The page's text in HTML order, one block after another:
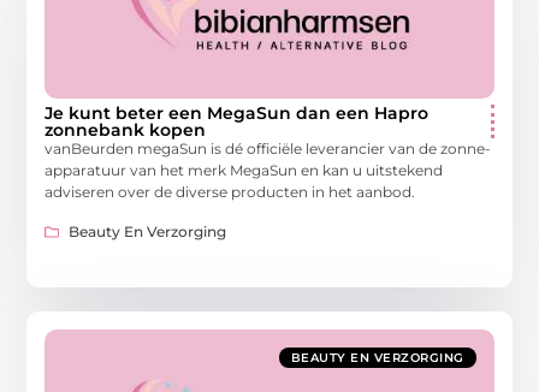
Je kunt beter een MegaSun dan een Hapro
zonnebank kopen
vanBeurden megaSun is dé officiële leverancier van de zonne-
apparatuur van het merk MegaSun en kan u uitstekend
adviseren over de diverse producten in het aanbod.
Beauty En Verzorging
BEAUTY EN VERZORGING